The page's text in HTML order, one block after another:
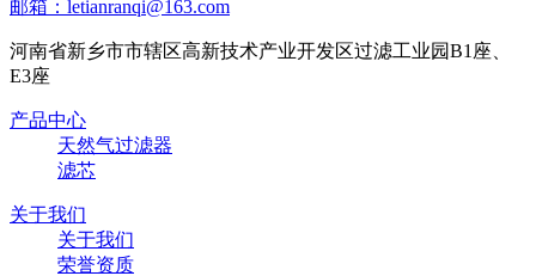
邮箱：letianranqi@163.com
河南省新乡市市辖区高新技术产业开发区过滤工业园B1座、
E3座
产品中心
天然气过滤器
滤芯
关于我们
关于我们
荣誉资质